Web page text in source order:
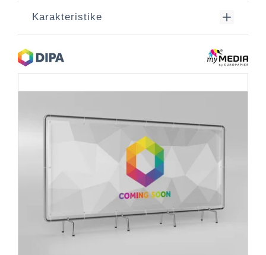
Karakteristike